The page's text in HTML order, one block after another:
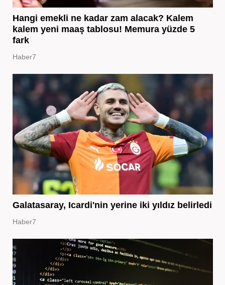
Hangi emekli ne kadar zam alacak? Kalem
kalem yeni maaş tablosu! Memura yüzde 5
fark
Haber7
Galatasaray, Icardi'nin yerine iki yıldız belirledi
Haber7